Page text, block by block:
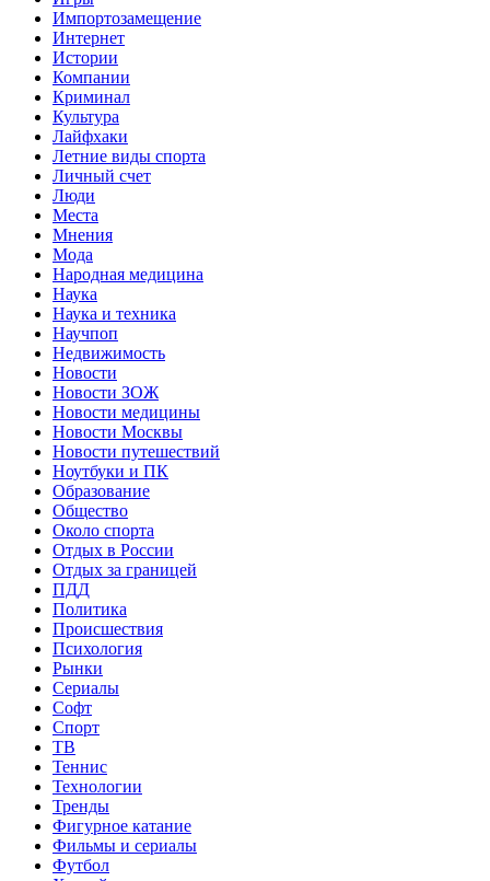
Импортозамещение
Интернет
Истории
Компании
Криминал
Культура
Лайфхаки
Летние виды спорта
Личный счет
Люди
Места
Мнения
Мода
Народная медицина
Наука
Наука и техника
Научпоп
Недвижимость
Новости
Новости ЗОЖ
Новости медицины
Новости Москвы
Новости путешествий
Ноутбуки и ПК
Образование
Общество
Около спорта
Отдых в России
Отдых за границей
ПДД
Политика
Происшествия
Психология
Рынки
Сериалы
Софт
Спорт
ТВ
Теннис
Технологии
Тренды
Фигурное катание
Фильмы и сериалы
Футбол